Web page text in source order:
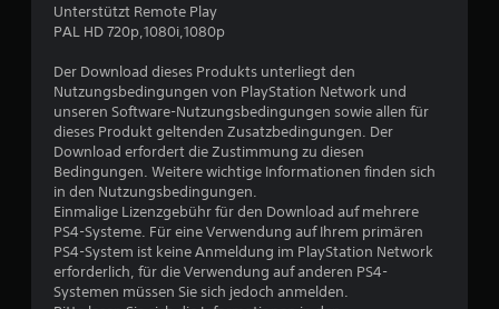
v
n
5
Unterstützt Remote Play
PAL HD 720p,1080i,1080p
Der Download dieses Produkts unterliegt den
Nutzungsbedingungen von PlayStation Network und
unseren Software-Nutzungsbedingungen sowie allen für
dieses Produkt geltenden Zusatzbedingungen. Der
Download erfordert die Zustimmung zu diesen
Bedingungen. Weitere wichtige Informationen finden sich
in den Nutzungsbedingungen.
Einmalige Lizenzgebühr für den Download auf mehrere
PS4-Systeme. Für eine Verwendung auf Ihrem primären
PS4-System ist keine Anmeldung im PlayStation Network
erforderlich, für die Verwendung auf anderen PS4-
Systemen müssen Sie sich jedoch anmelden.